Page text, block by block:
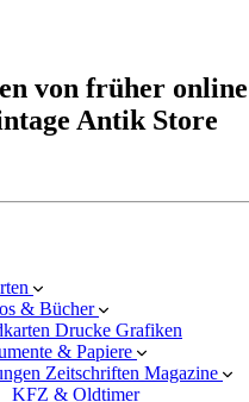
von früher online
Antik Store
& Bücher
Drucke Grafiken
& Papiere
Zeitschriften Magazine
KFZ & Oldtimer